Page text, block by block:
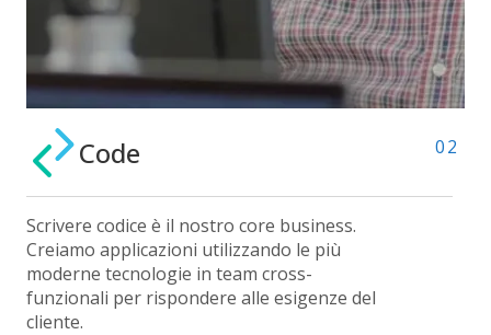
Code
Scrivere codice è il nostro core business.
Creiamo applicazioni utilizzando le più
moderne tecnologie in team cross-
funzionali per rispondere alle esigenze del
cliente.
02